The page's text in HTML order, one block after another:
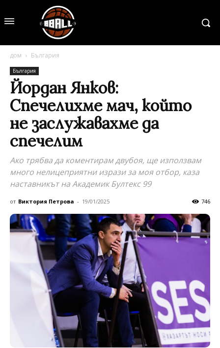
дом България
България
Йордан Янков:
Спечелихме мач, който
не заслужавахме да
спечелим
Ако трябва да коментирам двубоя, ще използвам
много нелицеприятни изрази за моя отбор, каза
наставникът на Академик Бултекс 99
от Виктория Петрова - 19/01/2025 746